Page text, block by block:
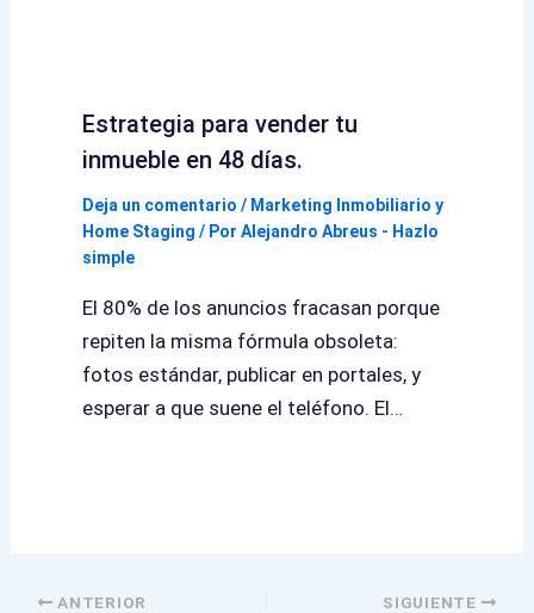
Estrategia para vender tu
inmueble en 48 días.
Deja un comentario / Marketing Inmobiliario y
Home Staging / Por Alejandro Abreus - Hazlo
simple
El 80% de los anuncios fracasan porque
repiten la misma fórmula obsoleta:
fotos estándar, publicar en portales, y
esperar a que suene el teléfono. El…
ANTERIOR SIGUIENTE